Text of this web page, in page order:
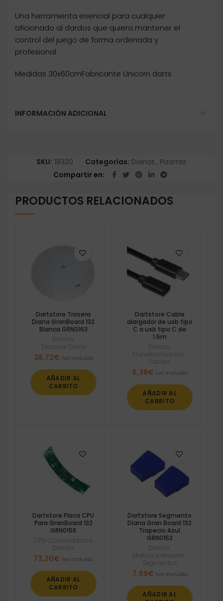
Una herramienta esencial para cualquier
aficionado al dardos que quiera mantener el
control del juego de forma ordenada y
profesional.
Medidas 30x60cmFabricante Unicorn darts
INFORMACIÓN ADICIONAL
SKU: 18320 Categorías: Dianas, Pizarras
Compartir en
PRODUCTOS RELACIONADOS
Dartstore Trasera
Diana GranBoard 132
Blanca GRN0163
Dianas
Traseras Diana
38,72€ Iva incluido
AÑADIR AL
CARRITO
Dartstore Cable
alargador de usb tipo
C a usb tipo C de
1.5m
Dianas
Transformadores-
Cables
5,38€ Iva incluido
AÑADIR AL
CARRITO
Dartstore Placa CPU
Para GranBoard 132
GRN0158
CPU-Controladoras
Dianas
73,20€ Iva incluido
AÑADIR AL
CARRITO
Dartstore Segmento
Diana Gran Board 132
Trapecio Azul
GRN0152
Dianas
Marcos exteriores-
Segmentos
7,69€ Iva incluido
AÑADIR AL